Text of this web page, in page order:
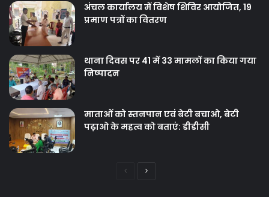
अंचल कार्यालय में विशेष शिविर आयोजित, 19
प्रमाण पत्रों का वितरण
थाना दिवस पर 41 में 33 मामलों का किया गया
निष्‍पादन
माताओं को स्तनपान एवं बेटी बचाओ, बेटी
पढ़ाओ के महत्व को बताएं: डीडीसी
PreviousNext